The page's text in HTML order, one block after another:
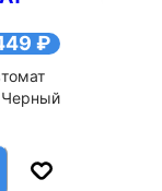
₽
Черный